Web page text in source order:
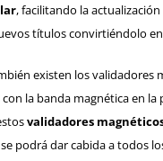
, facilitando la
títulos convirtiéndolo
existen los
la banda magnética en
validadores
podrá dar cabida a todos